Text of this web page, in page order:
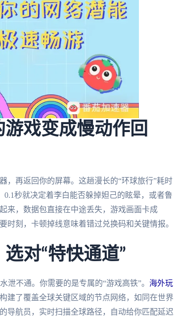
戏变成慢动作回
，再返回你的屏幕。这趟漫长的“环球旅行”耗时
秒就决定着李白能否躲掉妲己的眩晕，或者鲁
来，数据包直接在中途丢失，游戏画面卡成
时刻，卡顿掉线意味着错过兑换码和关键情报。
对“特快通道”
不通。你需要的是专属的“游戏高铁”。 海外玩
构建了覆盖全球关键区域的节点网络，如同在世界
导航员，实时扫描全球路径，自动给你匹配延迟